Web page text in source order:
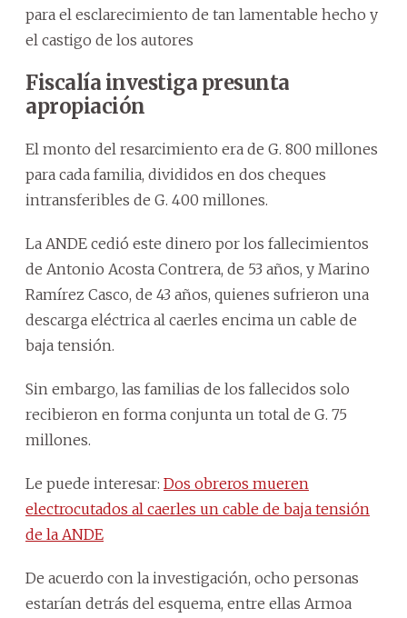
para el esclarecimiento de tan lamentable hecho y
el castigo de los autores
Fiscalía investiga presunta
apropiación
El monto del resarcimiento era de G. 800 millones
para cada familia, divididos en dos cheques
intransferibles de G. 400 millones.
La ANDE cedió este dinero por los fallecimientos
de Antonio Acosta Contrera, de 53 años, y Marino
Ramírez Casco, de 43 años, quienes sufrieron una
descarga eléctrica al caerles encima un cable de
baja tensión.
Sin embargo, las familias de los fallecidos solo
recibieron en forma conjunta un total de G. 75
millones.
Le puede interesar: Dos obreros mueren
electrocutados al caerles un cable de baja tensión
de la ANDE
De acuerdo con la investigación, ocho personas
estarían detrás del esquema, entre ellas Armoa